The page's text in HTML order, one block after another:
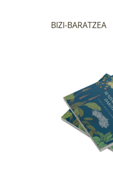
BIZI-BARATZEA